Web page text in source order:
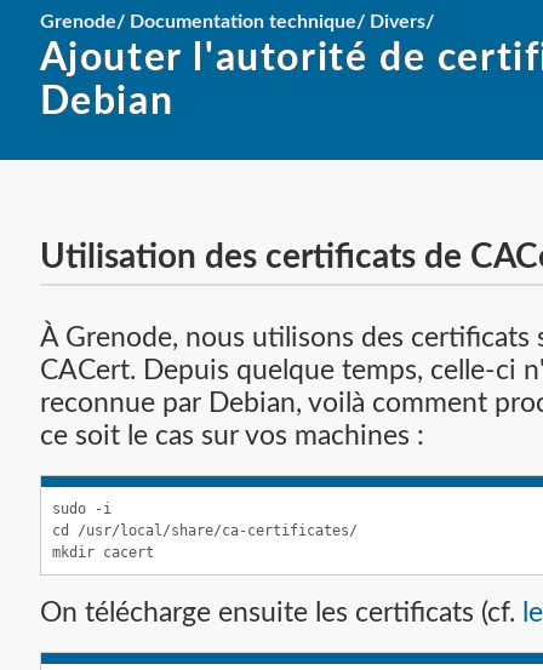
Grenode/ Documentation technique/ Divers/
Ajouter l'autorité de
Debian
Utilisation des certificats de
À Grenode, nous utilisons des certificats
CACert. Depuis quelque temps, celle-ci
reconnue par Debian, voilà comment
ce soit le cas sur vos machines :
sudo -i
cd /usr/local/share/ca-certificates/
On télécharge ensuite les certificats (cf.